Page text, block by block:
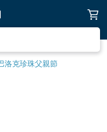
洛克珍珠父親節